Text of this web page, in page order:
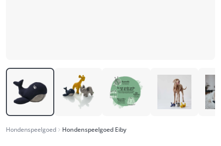
Hondenspeelgoed Hondenspeelgoed Eiby